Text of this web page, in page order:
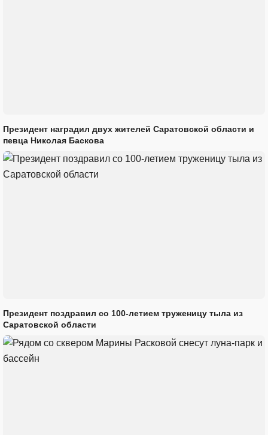
Президент наградил двух жителей Саратовской области и
певца Николая Баскова
Президент поздравил со 100-летием труженицу тыла из
Саратовской области